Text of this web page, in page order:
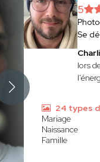
5
Se
lors
24 types
Mariage
Naissance
Famille